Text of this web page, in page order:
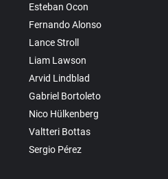
Esteban Ocon
Fernando Alonso
Lance Stroll
Liam Lawson
Arvid Lindblad
Gabriel Bortoleto
Nico Hülkenberg
Valtteri Bottas
Sergio Pérez